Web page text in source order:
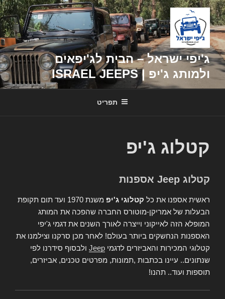
דילוג
לתוכן
ג'יפי ישראל – הבית לג'יפאים
ולמותג ג'יפ | ISRAEL JEEPS
תפריט
קטלוג ג'יפ
קטלוג Jeep אספנות
ראשית אספנו את כל קטלוגי ג'יפ
משנת 1970 ועד תום תקופת
הבעלות של אמריקן-מוטורס החברה שהפכה את המותג
המופלא הזה לאייקוני וייצרה לאורך השנים את דגמי ג'יפי
האספנות הנחשקים ביותר בעולם! לאחר מכן סרקנו וצילמנו את
קטלוגי המכירות והאביזרים לדגמי Jeep ולבסוף סידרנו לפי
שנתונים.. עיינו בכתבות ,תמונות, מפרטים טכנים, אביזרים,
תוספות ועוד.. תהנו!